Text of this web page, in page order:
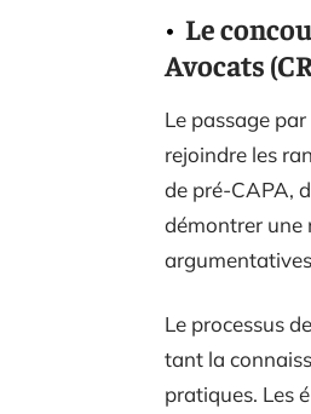
Le
Avocats
Le passage par
rejoindre les
de pré-CAPA,
démontrer une
Le processus
tant la
pratiques. Les